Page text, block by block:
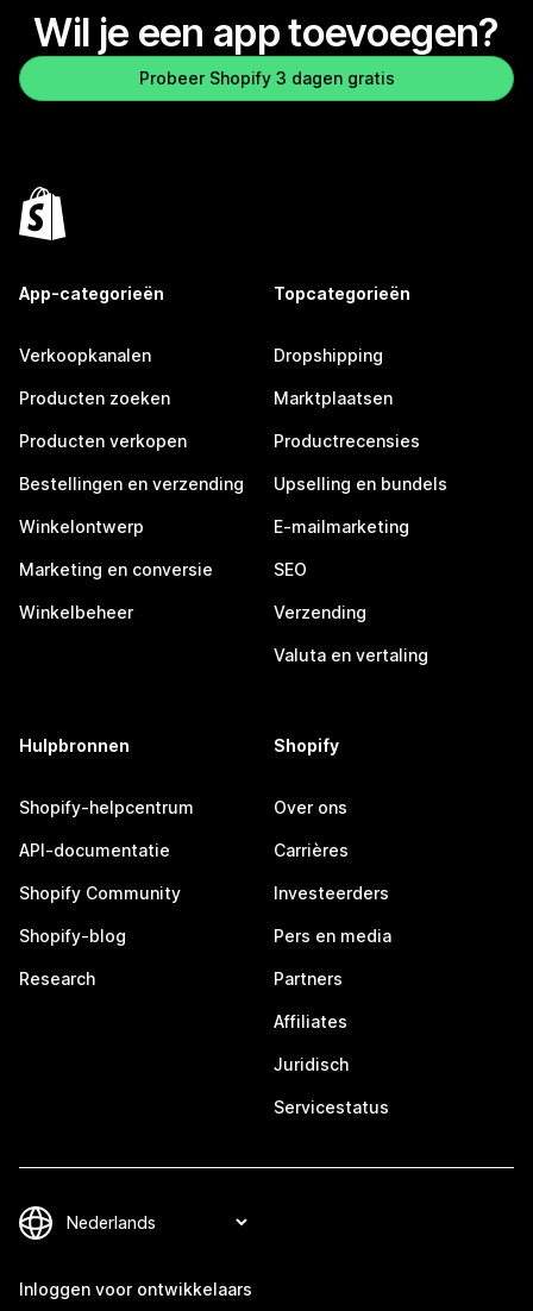
Wil je een app toevoegen?
Probeer Shopify 3 dagen gratis
App-categorieën
Verkoopkanalen
Producten zoeken
Producten verkopen
Bestellingen en verzending
Winkelontwerp
Marketing en conversie
Winkelbeheer
Topcategorieën
Dropshipping
Marktplaatsen
Productrecensies
Upselling en bundels
E-mailmarketing
SEO
Verzending
Valuta en vertaling
Hulpbronnen
Shopify-helpcentrum
API-documentatie
Shopify Community
Shopify-blog
Research
Shopify
Over ons
Carrières
Investeerders
Pers en media
Partners
Affiliates
Juridisch
Servicestatus
Inloggen voor ontwikkelaars